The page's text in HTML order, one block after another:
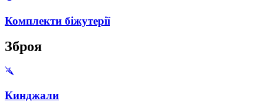
Комплекти біжутерії
Зброя
Кинджали